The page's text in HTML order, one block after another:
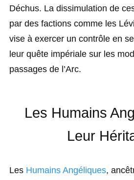
Déchus. La dissimulation de
par des factions comme les
vise à exercer un contrôle en
leur quête impériale sur les
passages de l’Arc.
Les Humains
Leur
Les Humains Angéliques,